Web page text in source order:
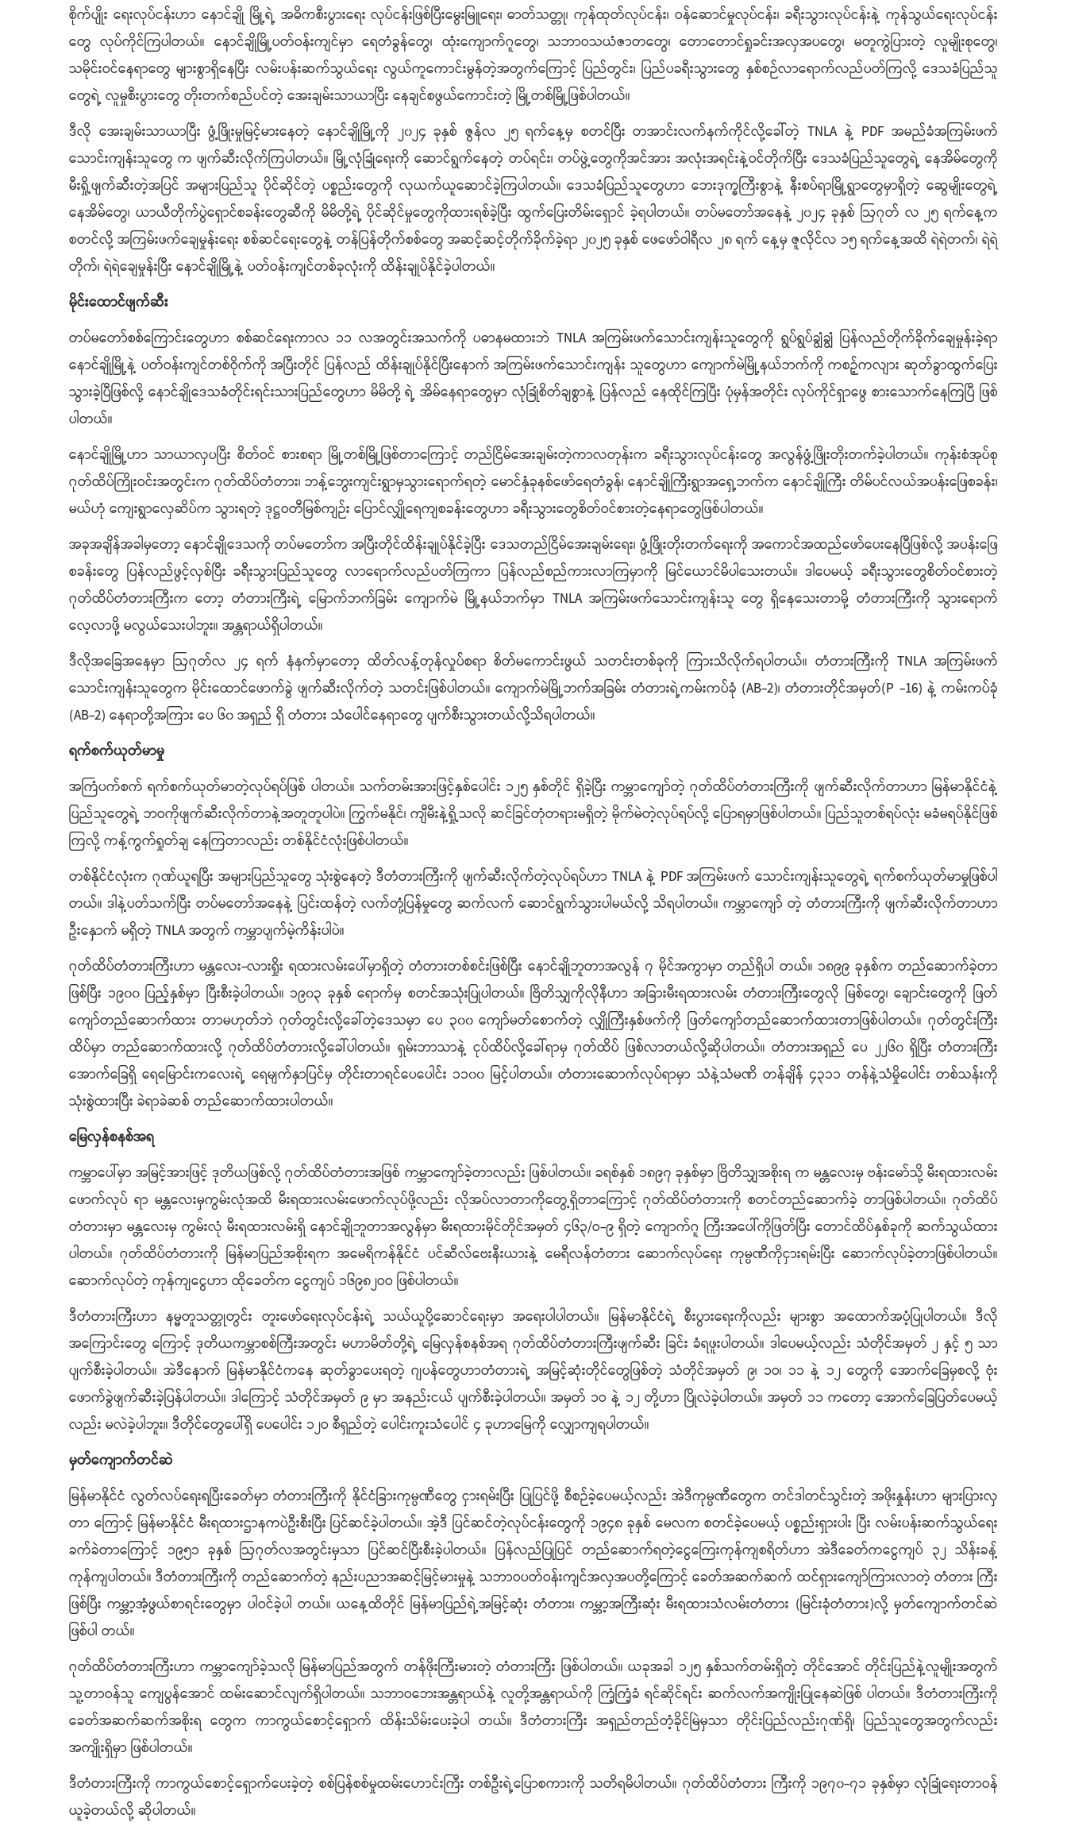
စိုက်ပျိုး ရေးလုပ်ငန်းဟာ နောင်ချို မြို့ရဲ့ အဓိကစီးပွားရေး လုပ်ငန်းဖြစ်ပြီးမွေးမြူရေး၊ ဓာတ်သတ္တု၊ ကုန်ထုတ်လုပ်ငန်း၊ ဝန်ဆောင်မှုလုပ်ငန်း၊ ခရီးသွားလုပ်ငန်းနဲ့ ကုန်သွယ်ရေးလုပ်ငန်း
တွေ လုပ်ကိုင်ကြပါတယ်။ နောင်ချိုမြို့ပတ်ဝန်းကျင်မှာ ရေတံခွန်တွေ၊ ထုံးကျောက်ဂူတွေ၊ သဘာဝသယံဇာတတွေ၊ တောတောင်ရှုခင်းအလှအပတွေ၊ မတူကွဲပြားတဲ့ လူမျိုးစုတွေ၊
သမိုင်းဝင်နေရာတွေ များစွာရှိနေပြီး လမ်းပန်းဆက်သွယ်ရေး လွယ်ကူကောင်းမွန်တဲ့အတွက်ကြောင့် ပြည်တွင်း၊ ပြည်ပခရီးသွားတွေ နှစ်စဉ်လာရောက်လည်ပတ်ကြလို့ ဒေသခံပြည်သူ
တွေရဲ့ လူမှုစီးပွားတွေ တိုးတက်စည်ပင်တဲ့ အေးချမ်းသာယာပြီး နေချင်စဖွယ်ကောင်းတဲ့ မြို့တစ်မြို့ဖြစ်ပါတယ်။
ဒီလို အေးချမ်းသာယာပြီး ဖွံ့ဖြိုးမှုမြင့်မားနေတဲ့ နောင်ချိုမြို့ကို ၂၀၂၄ ခုနှစ် ဇွန်လ ၂၅ ရက်နေ့မှ စတင်ပြီး တအာင်းလက်နက်ကိုင်လို့ခေါ်တဲ့ TNLA နဲ့ PDF အမည်ခံအကြမ်းဖက်
သောင်းကျန်းသူတွေ က ဖျက်ဆီးလိုက်ကြပါတယ်။ မြို့လုံခြုံရေးကို ဆောင်ရွက်နေတဲ့ တပ်ရင်း၊ တပ်ဖွဲ့တွေကိုအင်အား အလုံးအရင်းနဲ့ဝင်တိုက်ပြီး ဒေသခံပြည်သူတွေရဲ့ နေအိမ်တွေကို
မီးရှို့ဖျက်ဆီးတဲ့အပြင် အများပြည်သူ ပိုင်ဆိုင်တဲ့ ပစ္စည်းတွေကို လုယက်ယူဆောင်ခဲ့ကြပါတယ်။ ဒေသခံပြည်သူတွေဟာ ဘေးဒုက္ခကြီးစွာနဲ့ နီးစပ်ရာမြို့ရွာတွေမှာရှိတဲ့ ဆွေမျိုးတွေရဲ့
နေအိမ်တွေ၊ ယာယီတိုက်ပွဲရှောင်စခန်းတွေဆီကို မိမိတို့ရဲ့ ပိုင်ဆိုင်မှုတွေကိုထားရစ်ခဲ့ပြီး ထွက်ပြေးတိမ်းရှောင် ခဲ့ရပါတယ်။ တပ်မတော်အနေနဲ့ ၂၀၂၄ ခုနှစ် ဩဂုတ် လ ၂၅ ရက်နေ့က
စတင်လို့ အကြမ်းဖက်ချေမှုန်းရေး စစ်ဆင်ရေးတွေနဲ့ တန်ပြန်တိုက်စစ်တွေ အဆင့်ဆင့်တိုက်ခိုက်ခဲ့ရာ ၂၀၂၅ ခုနှစ် ဖေဖော်ဝါရီလ ၂၈ ရက် နေ့မှ ဇူလိုင်လ ၁၅ ရက်နေ့အထိ ရဲရဲတက်၊ ရဲရဲ
တိုက်၊ ရဲရဲချေမှုန်းပြီး နောင်ချိုမြို့နဲ့ ပတ်ဝန်းကျင်တစ်ခုလုံးကို ထိန်းချုပ်နိုင်ခဲ့ပါတယ်။
မိုင်းထောင်ဖျက်ဆီး
တပ်မတော်စစ်ကြောင်းတွေဟာ စစ်ဆင်ရေးကာလ ၁၁ လအတွင်းအသက်ကို ပဓာနမထားဘဲ TNLA အကြမ်းဖက်သောင်းကျန်းသူတွေကို ရွပ်ရွပ်ချွံချွံ ပြန်လည်တိုက်ခိုက်ချေမှုန်းခဲ့ရာ
နောင်ချိုမြို့နဲ့ ပတ်ဝန်းကျင်တစ်ဝိုက်ကို အပြီးတိုင် ပြန်လည် ထိန်းချုပ်နိုင်ပြီးနောက် အကြမ်းဖက်သောင်းကျန်း သူတွေဟာ ကျောက်မဲမြို့နယ်ဘက်ကို ကစဉ့်ကလျား ဆုတ်ခွာထွက်ပြေး
သွားခဲ့ပြီဖြစ်လို့ နောင်ချိုဒေသခံတိုင်းရင်းသားပြည်တွေဟာ မိမိတို့ ရဲ့ အိမ်နေရာတွေမှာ လုံခြုံစိတ်ချစွာနဲ့ ပြန်လည် နေထိုင်ကြပြီး ပုံမှန်အတိုင်း လုပ်ကိုင်ရှာဖွေ စားသောက်နေကြပြီ ဖြစ်
ပါတယ်။
နောင်ချိုမြို့ဟာ သာယာလှပပြီး စိတ်ဝင် စားစရာ မြို့တစ်မြို့ဖြစ်တာကြောင့် တည်ငြိမ်အေးချမ်းတဲ့ကာလတုန်းက ခရီးသွားလုပ်ငန်းတွေ အလွန်ဖွံ့ဖြိုးတိုးတက်ခဲ့ပါတယ်။ ကုန်းစံအုပ်စု
ဂုတ်ထိပ်ကြိုးဝင်းအတွင်းက ဂုတ်ထိပ်တံတား၊ ဘန့်ဘွေးကျင်းရွာမှသွားရောက်ရတဲ့ မောင်နှံခုနစ်ဖော်ရေတံခွန်၊ နောင်ချိုကြီးရွာအရှေ့ဘက်က နောင်ချိုကြီး တိမ်ပင်လယ်အပန်းဖြေစခန်း၊
မယ်ဟုံ ကျေးရွာလှေဆိပ်က သွားရတဲ့ ဒုဋ္ဌဝတီမြစ်ကျဉ်း ပြောင်လျှိုရေကျစခန်းတွေဟာ ခရီးသွားတွေစိတ်ဝင်စားတဲ့နေရာတွေဖြစ်ပါတယ်။
အခုအချိန်အခါမှတော့ နောင်ချိုဒေသကို တပ်မတော်က အပြီးတိုင်ထိန်းချုပ်နိုင်ခဲ့ပြီး ဒေသတည်ငြိမ်အေးချမ်းရေး၊ ဖွံ့ဖြိုးတိုးတက်ရေးကို အကောင်အထည်ဖော်ပေးနေပြီဖြစ်လို့ အပန်းဖြေ
စခန်းတွေ ပြန်လည်ဖွင့်လှစ်ပြီး ခရီးသွားပြည်သူတွေ လာရောက်လည်ပတ်ကြကာ ပြန်လည်စည်ကားလာကြမှာကို မြင်ယောင်မိပါသေးတယ်။ ဒါပေမယ့် ခရီးသွားတွေစိတ်ဝင်စားတဲ့
ဂုတ်ထိပ်တံတားကြီးက တော့ တံတားကြီးရဲ့ မြောက်ဘက်ခြမ်း ကျောက်မဲ မြို့နယ်ဘက်မှာ TNLA အကြမ်းဖက်သောင်းကျန်းသူ တွေ ရှိနေသေးတာမို့ တံတားကြီးကို သွားရောက်
လေ့လာဖို့ မလွယ်သေးပါဘူး။ အန္တရာယ်ရှိပါတယ်။
ဒီလိုအခြေအနေမှာ ဩဂုတ်လ ၂၄ ရက် နံနက်မှာတော့ ထိတ်လန့်တုန်လှုပ်စရာ စိတ်မကောင်းဖွယ် သတင်းတစ်ခုကို ကြားသိလိုက်ရပါတယ်။ တံတားကြီးကို TNLA အကြမ်းဖက်
သောင်းကျန်းသူတွေက မိုင်းထောင်ဖောက်ခွဲ ဖျက်ဆီးလိုက်တဲ့ သတင်းဖြစ်ပါတယ်။ ကျောက်မဲမြို့ဘက်အခြမ်း တံတားရဲ့ကမ်းကပ်ခုံ (AB-2)၊ တံတားတိုင်အမှတ်(P -16) နဲ့ ကမ်းကပ်ခုံ
(AB-2) နေရာတို့အကြား ပေ ၆၀ အရှည် ရှိ တံတား သံပေါင်နေရာတွေ ပျက်စီးသွားတယ်လို့သိရပါတယ်။
ရက်စက်ယုတ်မာမှု
အကြံပက်စက် ရက်စက်ယုတ်မာတဲ့လုပ်ရပ်ဖြစ် ပါတယ်။ သက်တမ်းအားဖြင့်နှစ်ပေါင်း ၁၂၅ နှစ်တိုင် ရှိခဲ့ပြီး ကမ္ဘာကျော်တဲ့ ဂုတ်ထိပ်တံတားကြီးကို ဖျက်ဆီးလိုက်တာဟာ မြန်မာနိုင်ငံနဲ့
ပြည်သူတွေရဲ့ ဘဝကိုဖျက်ဆီးလိုက်တာနဲ့အတူတူပါပဲ။ ကြွက်မနိုင်၊ ကျီမီးနဲ့ရှို့သလို ဆင်ခြင်တုံတရားမရှိတဲ့ မိုက်မဲတဲ့လုပ်ရပ်လို့ ပြောရမှာဖြစ်ပါတယ်။ ပြည်သူတစ်ရပ်လုံး မခံမရပ်နိုင်ဖြစ်
ကြလို့ ကန့်ကွက်ရှုတ်ချ နေကြတာလည်း တစ်နိုင်ငံလုံးဖြစ်ပါတယ်။
တစ်နိုင်ငံလုံးက ဂုဏ်ယူရပြီး အများပြည်သူတွေ သုံးစွဲနေတဲ့ ဒီတံတားကြီးကို ဖျက်ဆီးလိုက်တဲ့လုပ်ရပ်ဟာ TNLA နဲ့ PDF အကြမ်းဖက် သောင်းကျန်းသူတွေရဲ့ ရက်စက်ယုတ်မာမှုဖြစ်ပါ
တယ်။ ဒါနဲ့ပတ်သက်ပြီး တပ်မတော်အနေနဲ့ ပြင်းထန်တဲ့ လက်တုံ့ပြန်မှုတွေ ဆက်လက် ဆောင်ရွက်သွားပါမယ်လို့ သိရပါတယ်။ ကမ္ဘာကျော် တဲ့ တံတားကြီးကို ဖျက်ဆီးလိုက်တာဟာ
ဦးနှောက် မရှိတဲ့ TNLA အတွက် ကမ္ဘာပျက်မဲ့ကိန်းပါပဲ။
ဂုတ်ထိပ်တံတားကြီးဟာ မန္တလေး-လားရှိုး ရထားလမ်းပေါ်မှာရှိတဲ့ တံတားတစ်စင်းဖြစ်ပြီး နောင်ချိုဘူတာအလွန် ၇ မိုင်အကွာမှာ တည်ရှိပါ တယ်။ ၁၈၉၉ ခုနှစ်က တည်ဆောက်ခဲ့တာ
ဖြစ်ပြီး ၁၉၀၀ ပြည့်နှစ်မှာ ပြီးစီးခဲ့ပါတယ်။ ၁၉၀၃ ခုနှစ် ရောက်မှ စတင်အသုံးပြုပါတယ်။ ဗြိတိသျှကိုလိုနီဟာ အခြားမီးရထားလမ်း တံတားကြီးတွေလို မြစ်တွေ၊ ချောင်းတွေကို ဖြတ်
ကျော်တည်ဆောက်ထား တာမဟုတ်ဘဲ ဂုတ်တွင်းလို့ခေါ်တဲ့ဒေသမှာ ပေ ၃၀၀ ကျော်မတ်စောက်တဲ့ လျှိုကြီးနှစ်ဖက်ကို ဖြတ်ကျော်တည်ဆောက်ထားတာဖြစ်ပါတယ်။ ဂုတ်တွင်းကြီး
ထိပ်မှာ တည်ဆောက်ထားလို့ ဂုတ်ထိပ်တံတားလို့ခေါ်ပါတယ်။ ရှမ်းဘာသာနဲ့ ငုပ်ထိပ်လို့ခေါ်ရာမှ ဂုတ်ထိပ် ဖြစ်လာတယ်လို့ဆိုပါတယ်။ တံတားအရှည် ပေ ၂၂၆၀ ရှိပြီး တံတားကြီး
အောက်ခြေရှိ ရေမြောင်းကလေးရဲ့ ရေမျက်နှာပြင်မှ တိုင်းတာရင်ပေပေါင်း ၁၁၀၀ မြင့်ပါတယ်။ တံတားဆောက်လုပ်ရာမှာ သံနဲ့သံမဏိ တန်ချိန် ၄၃၁၁ တန်နဲ့သံမှိုပေါင်း တစ်သန်းကို
သုံးစွဲထားပြီး ခဲရာခဲဆစ် တည်ဆောက်ထားပါတယ်။
မြေလှန်စနစ်အရ
ကမ္ဘာပေါ်မှာ အမြင့်အားဖြင့် ဒုတိယဖြစ်လို့ ဂုတ်ထိပ်တံတားအဖြစ် ကမ္ဘာကျော်ခဲ့တာလည်း ဖြစ်ပါတယ်။ ခရစ်နှစ် ၁၈၉၇ ခုနှစ်မှာ ဗြိတိသျှအစိုးရ က မန္တလေးမှ ဗန်းမော်သို့ မီးရထားလမ်း
ဖောက်လုပ် ရာ မန္တလေးမှကွမ်းလုံအထိ မီးရထားလမ်းဖောက်လုပ်ဖို့လည်း လိုအပ်လာတာကိုတွေ့ရှိတာကြောင့် ဂုတ်ထိပ်တံတားကို စတင်တည်ဆောက်ခဲ့ တာဖြစ်ပါတယ်။ ဂုတ်ထိပ်
တံတားမှာ မန္တလေးမှ ကွမ်းလုံ မီးရထားလမ်းရှိ နောင်ချိုဘူတာအလွန်မှာ မီးရထားမိုင်တိုင်အမှတ် ၄၆၃/ဝ-၉ ရှိတဲ့ ကျောက်ဂူ ကြီးအပေါ်ကိုဖြတ်ပြီး တောင်ထိပ်နှစ်ခုကို ဆက်သွယ်ထား
ပါတယ်။ ဂုတ်ထိပ်တံတားကို မြန်မာပြည်အစိုးရက အမေရိကန်နိုင်ငံ ပင်ဆီလ်ဗေးနီးယားနဲ့ မေရီလန်တံတား ဆောက်လုပ်ရေး ကုမ္ပဏီကိုငှားရမ်းပြီး ဆောက်လုပ်ခဲ့တာဖြစ်ပါတယ်။
ဆောက်လုပ်တဲ့ ကုန်ကျငွေဟာ ထိုခေတ်က ငွေကျပ် ၁၆၉၈၂ဝဝ ဖြစ်ပါတယ်။
ဒီတံတားကြီးဟာ နမ္မတူသတ္တုတွင်း တူးဖော်ရေးလုပ်ငန်းရဲ့ သယ်ယူပို့ဆောင်ရေးမှာ အရေးပါပါတယ်။ မြန်မာနိုင်ငံရဲ့ စီးပွားရေးကိုလည်း များစွာ အထောက်အပံ့ပြုပါတယ်။ ဒီလို
အကြောင်းတွေ ကြောင့် ဒုတိယကမ္ဘာစစ်ကြီးအတွင်း မဟာမိတ်တို့ရဲ့ မြေလှန်စနစ်အရ ဂုတ်ထိပ်တံတားကြီးဖျက်ဆီး ခြင်း ခံရဖူးပါတယ်။ ဒါပေမယ့်လည်း သံတိုင်အမှတ် ၂ နှင့် ၅ သာ
ပျက်စီးခဲ့ပါတယ်။ အဲဒီနောက် မြန်မာနိုင်ငံကနေ ဆုတ်ခွာပေးရတဲ့ ဂျပန်တွေဟာတံတားရဲ့ အမြင့်ဆုံးတိုင်တွေဖြစ်တဲ့ သံတိုင်အမှတ် ၉၊ ၁ဝ၊ ၁၁ နဲ့ ၁၂ တွေကို အောက်ခြေမှစလို့ ဗုံး
ဖောက်ခွဲဖျက်ဆီးခဲ့ပြန်ပါတယ်။ ဒါကြောင့် သံတိုင်အမှတ် ၉ မှာ အနည်းငယ် ပျက်စီးခဲ့ပါတယ်။ အမှတ် ၁ဝ နဲ့ ၁၂ တို့ဟာ ပြိုလဲခဲ့ပါတယ်။ အမှတ် ၁၁ ကတော့ အောက်ခြေပြတ်ပေမယ့်
လည်း မလဲခဲ့ပါဘူး။ ဒီတိုင်တွေပေါ်ရှိ ပေပေါင်း ၁၂ဝ စီရှည်တဲ့ ပေါင်းကူးသံပေါင် ၄ ခုဟာမြေကို လျှောကျရပါတယ်။
မှတ်ကျောက်တင်ဆဲ
မြန်မာနိုင်ငံ လွတ်လပ်ရေးရပြီးခေတ်မှာ တံတားကြီးကို နိုင်ငံခြားကုမ္ပဏီတွေ ငှားရမ်းပြီး ပြုပြင်ဖို့ စီစဉ်ခဲ့ပေမယ့်လည်း အဲဒီကုမ္ပဏီတွေက တင်ဒါတင်သွင်းတဲ့ အဖိုးနှုန်းဟာ များပြားလှ
တာ ကြောင့် မြန်မာနိုင်ငံ မီးရထားဌာနကပဲဦးစီးပြီး ပြင်ဆင်ခဲ့ပါတယ်။ အဲ့ဒီ ပြင်ဆင်တဲ့လုပ်ငန်းတွေကို ၁၉၄၈ ခုနှစ် မေလက စတင်ခဲ့ပေမယ့် ပစ္စည်းရှားပါး ပြီး လမ်းပန်းဆက်သွယ်ရေး
ခက်ခဲတာကြောင့် ၁၉၅၁ ခုနှစ် ဩဂုတ်လအတွင်းမှသာ ပြင်ဆင်ပြီးစီးခဲ့ပါတယ်။ ပြန်လည်ပြုပြင် တည်ဆောက်ရတဲ့ငွေကြေးကုန်ကျစရိတ်ဟာ အဲဒီခေတ်ကငွေကျပ် ၃၂ သိန်းခန့်
ကုန်ကျပါတယ်။ ဒီတံတားကြီးကို တည်ဆောက်တဲ့ နည်းပညာအဆင့်မြင့်မားမှုနဲ့ သဘာဝပတ်ဝန်းကျင်အလှအပတို့ကြောင့် ခေတ်အဆက်ဆက် ထင်ရှားကျော်ကြားလာတဲ့ တံတား ကြီး
ဖြစ်ပြီး ကမ္ဘာ့အံ့ဖွယ်စာရင်းတွေမှာ ပါဝင်ခဲ့ပါ တယ်။ ယနေ့ထိတိုင် မြန်မာပြည်ရဲ့အမြင့်ဆုံး တံတား၊ ကမ္ဘာ့အကြီးဆုံး မီးရထားသံလမ်းတံတား (မြင်းခုံတံတား)လို့ မှတ်ကျောက်တင်ဆဲ
ဖြစ်ပါ တယ်။
ဂုတ်ထိပ်တံတားကြီးဟာ ကမ္ဘာကျော်ခဲ့သလို မြန်မာပြည်အတွက် တန်ဖိုးကြီးမားတဲ့ တံတားကြီး ဖြစ်ပါတယ်။ ယခုအခါ ၁၂၅ နှစ်သက်တမ်းရှိတဲ့ တိုင်အောင် တိုင်းပြည်နဲ့လူမျိုးအတွက်
သူ့တာဝန်သူ ကျေပွန်အောင် ထမ်းဆောင်လျက်ရှိပါတယ်။ သဘာဝဘေးအန္တရာယ်နဲ့ လူတို့အန္တရာယ်ကို ကြံ့ကြံ့ခံ ရင်ဆိုင်ရင်း ဆက်လက်အကျိုးပြုနေဆဲဖြစ် ပါတယ်။ ဒီတံတားကြီးကို
ခေတ်အဆက်ဆက်အစိုးရ တွေက ကာကွယ်စောင့်ရှောက် ထိန်းသိမ်းပေးခဲ့ပါ တယ်။ ဒီတံတားကြီး အရှည်တည်တံ့ခိုင်မြဲမှသာ တိုင်းပြည်လည်းဂုဏ်ရှိ၊ ပြည်သူတွေအတွက်လည်း
အကျိုးရှိမှာ ဖြစ်ပါတယ်။
ဒီတံတားကြီးကို ကာကွယ်စောင့်ရှောက်ပေးခဲ့တဲ့ စစ်ပြန်စစ်မှုထမ်းဟောင်းကြီး တစ်ဦးရဲ့ပြောစကားကို သတိရမိပါတယ်။ ဂုတ်ထိပ်တံတား ကြီးကို ၁၉၇၀-၇၁ ခုနှစ်မှာ လုံခြုံရေးတာဝန်
ယူခဲ့တယ်လို့ ဆိုပါတယ်။